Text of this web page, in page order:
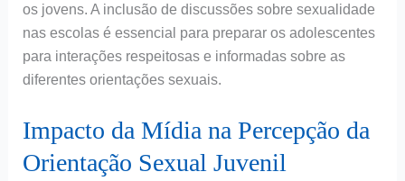
os jovens. A inclusão de discussões sobre sexualidade
nas escolas é essencial para preparar os adolescentes
para interações respeitosas e informadas sobre as
diferentes orientações sexuais.
Impacto da Mídia na Percepção da
Orientação Sexual Juvenil